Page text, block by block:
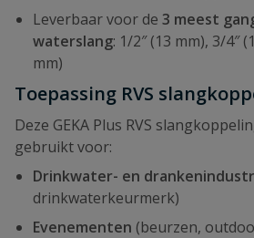
Leverbaar voor de 3 meest
waterslang: 1/2″ (13 mm), 3/4″
mm)
Toepassing RVS
Deze GEKA Plus RVS
gebruikt voor:
Drinkwater- en
drinkwaterkeurmerk)
Evenementen (beurzen,